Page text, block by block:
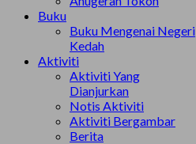
Buku
Buku Mengenai Negeri
Kedah
Aktiviti
Aktiviti Yang
Dianjurkan
Notis Aktiviti
Aktiviti Bergambar
Berita